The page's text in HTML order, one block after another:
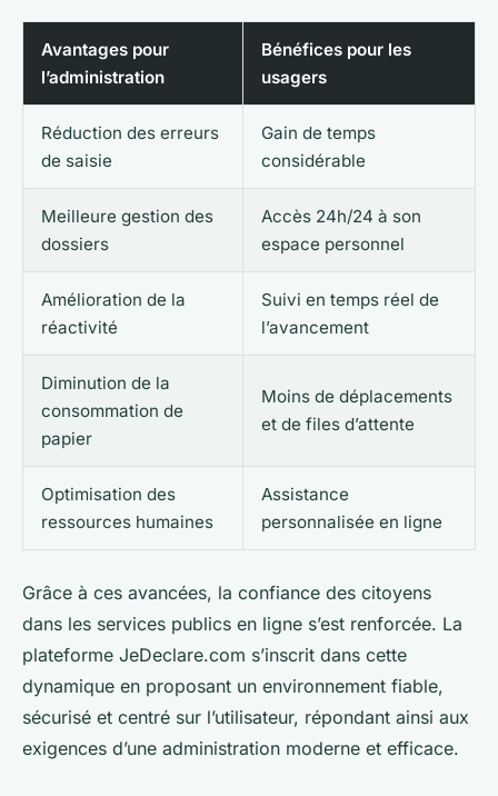
Avantages pour
l’administration
Bénéfices pour les
usagers
Réduction des erreurs
de saisie
Gain de temps
considérable
Meilleure gestion des
dossiers
Accès 24h/24 à son
espace personnel
Amélioration de la
réactivité
Suivi en temps réel de
l’avancement
Diminution de la
consommation de
papier
Moins de déplacements
et de files d’attente
Optimisation des
ressources humaines
Assistance
personnalisée en ligne
Grâce à ces avancées, la confiance des citoyens
dans les services publics en ligne s’est renforcée. La
plateforme JeDeclare.com s’inscrit dans cette
dynamique en proposant un environnement fiable,
sécurisé et centré sur l’utilisateur, répondant ainsi aux
exigences d’une administration moderne et efficace.